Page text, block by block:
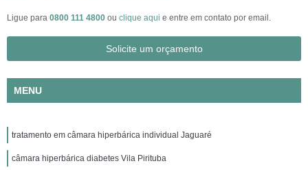
Ligue para 0800 111 4800 ou clique aqui e entre em contato por email.
Solicite um orçamento
MENU
tratamento em câmara hiperbárica individual Jaguaré
câmara hiperbárica diabetes Vila Pirituba